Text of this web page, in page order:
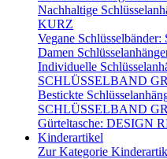
Nachhaltige
KURZ
Vegane
Damen
Individuelle
SCHLÜSSELBAND
Bestickte
SCHLÜSSELBAND
Gürteltasche: DESIGN
Kinderartikel
Zur Kategorie